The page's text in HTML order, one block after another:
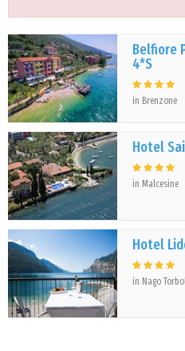
Belfiore
4*S
in Brenzone
Hotel
in Malcesine
Hotel
in Nago